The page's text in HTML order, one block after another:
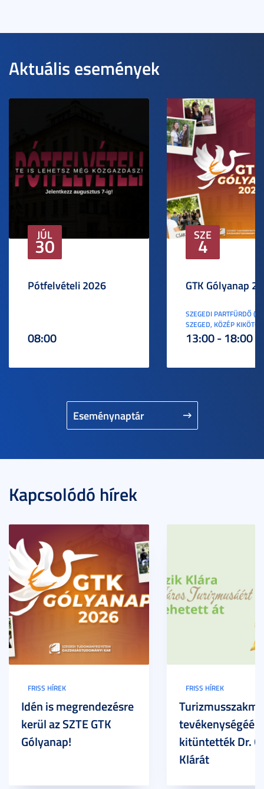
Aktuális események
Eseménynaptár
JÚL
30
Pótfelvételi 2026
08:00
SZE
4
GTK Gólyanap
SZEGEDI PARTFÜRDŐ
SZEGED, KÖZÉP KIKÖTŐ
13:00 - 18:00
Kapcsolódó hírek
FRISS HÍREK
Idén is megrendezésre
kerül az SZTE GTK
Gólyanap!
FRISS HÍREK
tevékenységéért
kitüntették Dr.
Klárát